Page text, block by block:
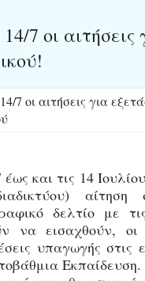
14/7 οι
έως και τις 14
αίτηση
δελτίο με
να εισαχθούν,
υπαγωγής στις
Εκπαίδευση.